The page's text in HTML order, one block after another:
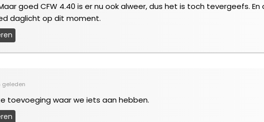
goed CFW 4.40 is er nu ook alweer, dus het is toch tevergeefs.
daglicht op dit moment.
geleden
toevoeging waar we iets aan hebben.